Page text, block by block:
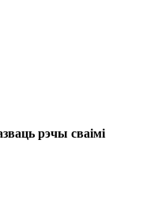
рэчы сваімі